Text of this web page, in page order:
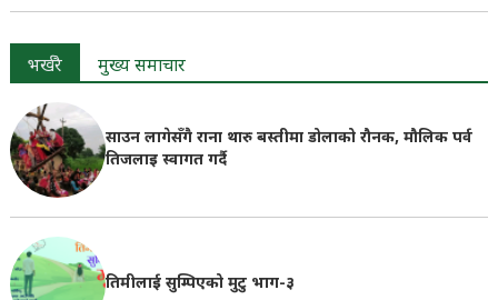
भर्खरै मुख्य समाचार
साउन लागेसँगै राना थारु बस्तीमा डोलाको रौनक, मौलिक पर्व
तिजलाइ स्वागत गर्दै
तिमीलाई सुम्पिएको मुटु भाग-३